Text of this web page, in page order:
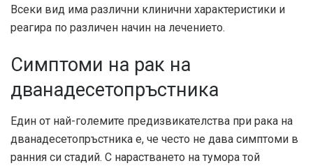
Всеки вид има различни клинични характеристики и
реагира по различен начин на лечението.
Симптоми на рак на
дванадесетопръстника
Един от най-големите предизвикателства при рака на
дванадесетопръстника е, че често не дава симптоми в
ранния си стадий. С нарастването на тумора той